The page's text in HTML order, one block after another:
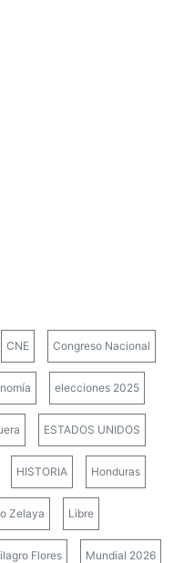
CNE Congreso Nacional
elecciones 2025
ESTADOS UNIDOS
HISTORIA Honduras
Zelaya Libre
Flores Mundial 2026